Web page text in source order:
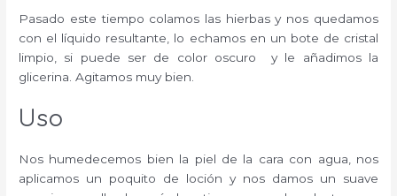
Pasado este tiempo colamos las hierbas y nos quedamos
con el líquido resultante, lo echamos en un bote de cristal
limpio, si puede ser de color oscuro y le añadimos la
glicerina. Agitamos muy bien.
Uso
Nos humedecemos bien la piel de la cara con agua, nos
aplicamos un poquito de loción y nos damos un suave